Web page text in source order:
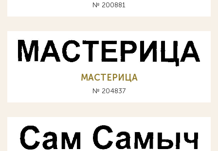
№ 200881
МАСТЕРИЦА
№ 204837